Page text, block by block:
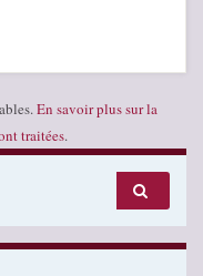
En savoir plus sur la
traitées.